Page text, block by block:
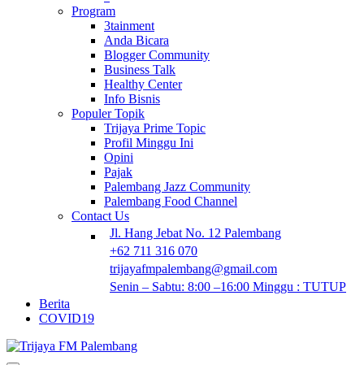
Program
3tainment
Anda Bicara
Blogger Community
Business Talk
Healthy Center
Info Bisnis
Populer Topik
Trijaya Prime Topic
Profil Minggu Ini
Opini
Pajak
Palembang Jazz Community
Palembang Food Channel
Contact Us
Jl. Hang Jebat No. 12 Palembang
+62 711 316 070
trijayafmpalembang@gmail.com
Senin – Sabtu: 8:00 –16:00 Minggu : TUTUP
Berita
COVID19